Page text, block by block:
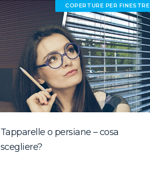
Tapparelle o persiane – cosa
scegliere?
COPERTURE PER FINESTRE